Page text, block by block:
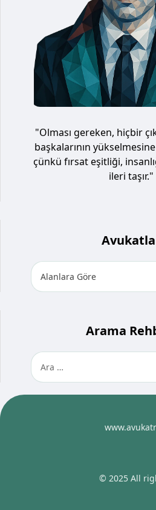
"Olması gereken, hiçbir
başkalarının
çünkü fırsat eşitliği,
ileri taşır."
Arama
© 2025 All